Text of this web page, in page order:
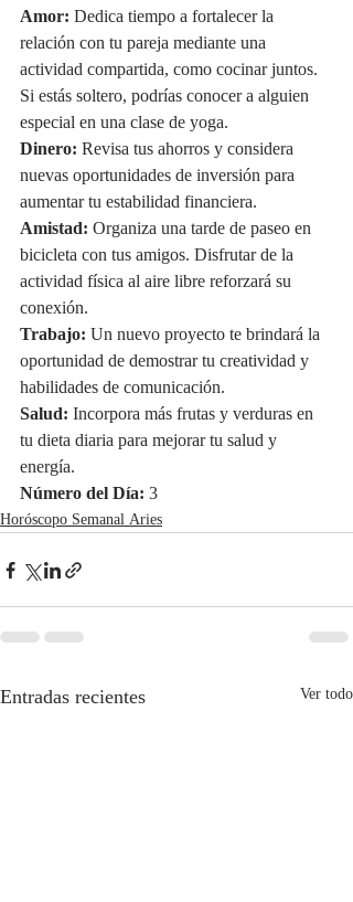
Amor: Dedica tiempo a fortalecer la
relación con tu pareja mediante una
actividad compartida, como cocinar juntos.
Si estás soltero, podrías conocer a alguien
especial en una clase de yoga.
Dinero: Revisa tus ahorros y considera
nuevas oportunidades de inversión para
aumentar tu estabilidad financiera.
Amistad: Organiza una tarde de paseo en
bicicleta con tus amigos. Disfrutar de la
actividad física al aire libre reforzará su
conexión.
Trabajo: Un nuevo proyecto te brindará la
oportunidad de demostrar tu creatividad y
habilidades de comunicación.
Salud: Incorpora más frutas y verduras en
tu dieta diaria para mejorar tu salud y
energía.
Número del Día: 3
Horóscopo Semanal Aries
Entradas recientes Ver todo